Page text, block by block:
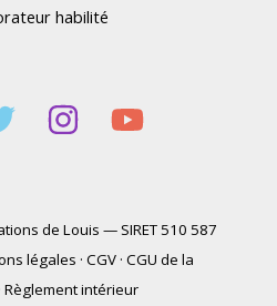
habilité
de Louis — SIRET 510 587
légales · CGV· CGU de la
Règlement intérieur